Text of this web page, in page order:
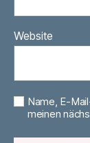
Website
Name, E-
meinen